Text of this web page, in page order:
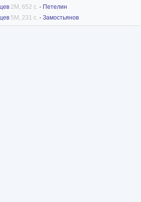
2M, 652 с. - Петелин
5M, 231 с. - Замостьянов